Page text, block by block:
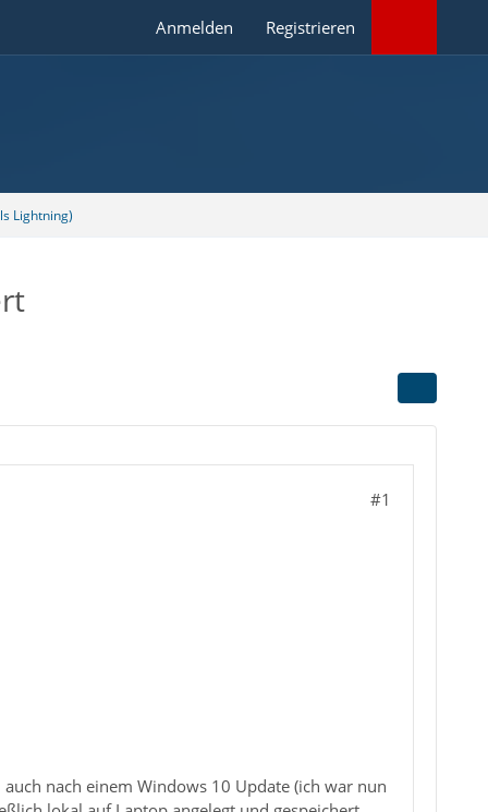
Anmelden Registrieren
Lightning)
#1
nach einem Windows 10 Update (ich war nun